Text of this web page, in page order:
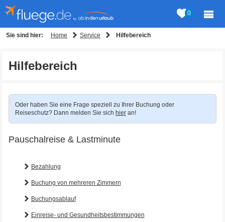
0
Sie sind hier: Home Service Hilfebereich
Hilfebereich
Oder haben Sie eine Frage speziell zu Ihrer Buchung oder
Reiseschutz? Dann melden Sie sich hier an!
Pauschalreise & Lastminute
Bezahlung
Buchung von mehreren Zimmern
Buchungsablauf
Einreise- und Gesundheitsbestimmungen